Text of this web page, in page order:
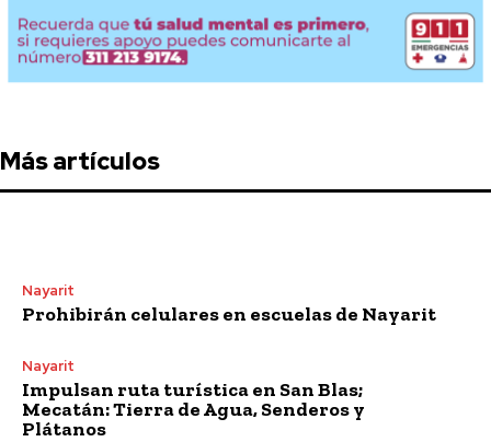
Más artículos
Nayarit
Prohibirán celulares en escuelas de Nayarit
Nayarit
Impulsan ruta turística en San Blas;
Mecatán: Tierra de Agua, Senderos y
Plátanos